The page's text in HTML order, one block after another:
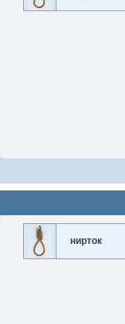
нирток